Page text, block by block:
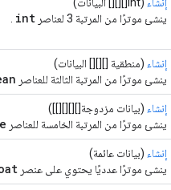
ينشئ موترًا من المرتبة 3 لعناصر
int
إنشاء (منطقية [][][] البيانات)
ينشئ موترًا من المرتبة الثالثة للعناصر
إنشاء (بيانات مزدوجة[][][][]])
ينشئ موترًا من المرتبة الخامسة للعناصر
إنشاء (بيانات عائمة)
ينشئ موترًا عدديًا يحتوي على عنصر